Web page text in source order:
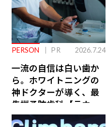
PERSON PR 2026.7.24
一流の自信は白い歯か
ら。ホワイトニングの
神ドクターが導く、最
先端予防歯科【ラウン
ジ会員特典あり】